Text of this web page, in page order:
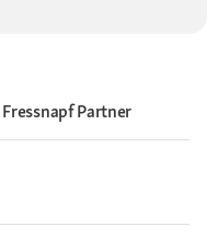
Fressnapf Partner